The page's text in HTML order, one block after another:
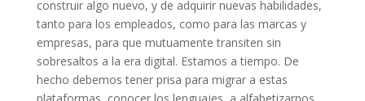
construir algo nuevo, y de adquirir nuevas habilidades,
tanto para los empleados, como para las marcas y
empresas, para que mutuamente transiten sin
sobresaltos a la era digital. Estamos a tiempo. De
hecho debemos tener prisa para migrar a estas